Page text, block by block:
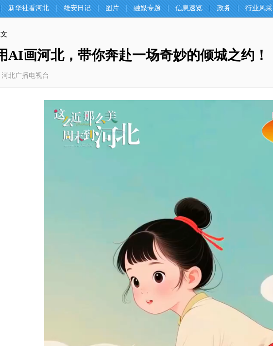
新华社看河北 雄安日记 图片 融媒专题 信息速览 政务 行业风采
AI画河北，带你奔赴一场奇妙的倾城之约！
河北广播电视台